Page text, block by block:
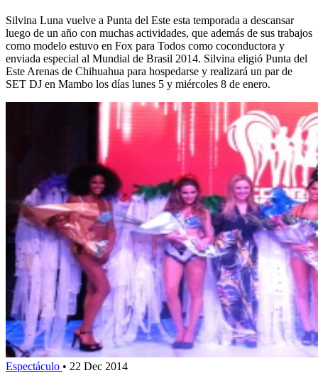
Silvina Luna vuelve a Punta del Este esta temporada a descansar
luego de un año con muchas actividades, que además de sus trabajos
como modelo estuvo en Fox para Todos como coconductora y
enviada especial al Mundial de Brasil 2014. Silvina eligió Punta del
Este Arenas de Chihuahua para hospedarse y realizará un par de
SET DJ en Mambo los días lunes 5 y miércoles 8 de enero.
Espectáculo • 22 Dec 2014